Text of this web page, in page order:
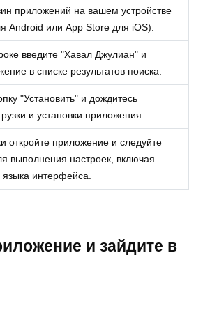
приложений на вашем устройстве
Android или App Store для iOS).
введите "Хавал Джулиан" и
в списке результатов поиска.
"Установить" и дождитесь
и установки приложения.
откройте приложение и следуйте
выполнения настроек, включая
языка интерфейса.
и зайдите в